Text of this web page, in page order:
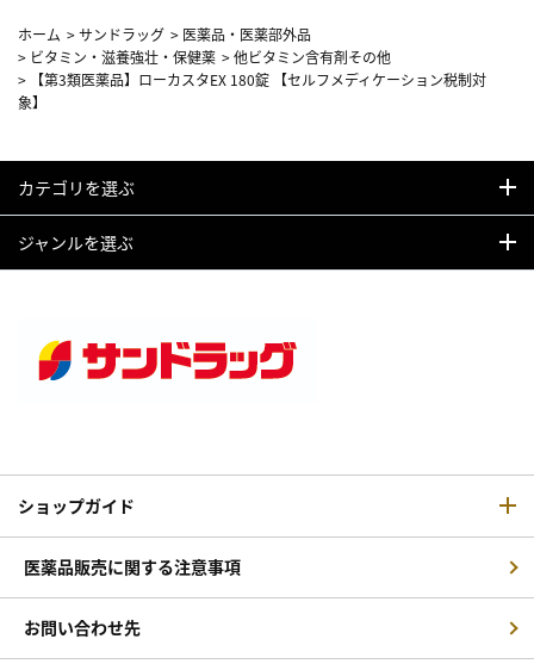
ホーム >サンドラッグ > 医薬品・医薬部外品
> ビタミン・滋養強壮・保健薬 >他ビタミン含有剤その他
>
【第3類医薬品】ローカスタEX 180錠 【セルフメディケーション税制対
象】
カテゴリを選ぶ
ジャンルを選ぶ
ショップガイド
医薬品販売に関する注意事項
お問い合わせ先